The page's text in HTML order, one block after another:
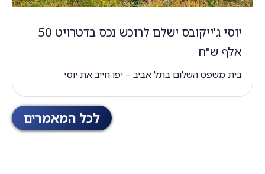
יוסי ג'ייקובס ישלם לרוכש נכס בדטרויט 50
אלף ש"ח
בית משפט השלום בתל אביב – יפו חייב את יוסי
לכל המאמרים